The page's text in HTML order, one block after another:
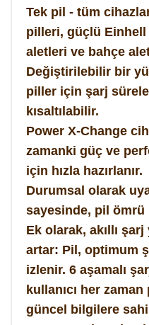
Tek pil - tüm
pilleri, güçlü
aletleri ve bahçe
Değiştirilebilir bir
piller için şarj
kısaltılabilir.
Power X-Change
zamanki güç ve
için hızla hazırlanır.
Durumsal olarak
sayesinde, pil ömrü
Ek olarak, akıllı
artar: Pil, optimum
izlenir. 6 aşamalı
kullanıcı her
güncel bilgilere